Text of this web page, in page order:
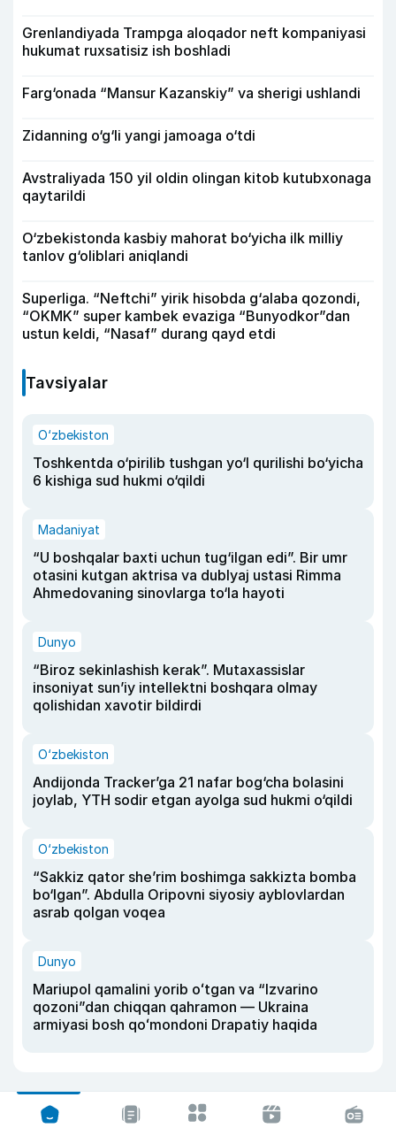
Grenlandiyada Trampga aloqador neft kompaniyasi
hukumat ruxsatisiz ish boshladi
Farg‘onada “Mansur Kazanskiy” va sherigi ushlandi
Zidanning o‘g‘li yangi jamoaga o‘tdi
Avstraliyada 150 yil oldin olingan kitob kutubxonaga
qaytarildi
O‘zbekistonda kasbiy mahorat bo‘yicha ilk milliy
tanlov g‘oliblari aniqlandi
Superliga. “Neftchi” yirik hisobda g‘alaba qozondi,
“OKMK” super kambek evaziga “Bunyodkor”dan
ustun keldi, “Nasaf” durang qayd etdi
Tavsiyalar
O‘zbekiston
Toshkentda o‘pirilib tushgan yo‘l qurilishi bo‘yicha
6 kishiga sud hukmi o‘qildi
Madaniyat
“U boshqalar baxti uchun tug‘ilgan edi”. Bir umr
otasini kutgan aktrisa va dublyaj ustasi Rimma
Ahmedovaning sinovlarga to‘la hayoti
Dunyo
“Biroz sekinlashish kerak”. Mutaxassislar
insoniyat sun’iy intellektni boshqara olmay
qolishidan xavotir bildirdi
O‘zbekiston
Andijonda Tracker’ga 21 nafar bog‘cha bolasini
joylab, YTH sodir etgan ayolga sud hukmi o‘qildi
O‘zbekiston
“Sakkiz qator she’rim boshimga sakkizta bomba
bo‘lgan”. Abdulla Oripovni siyosiy ayblovlardan
asrab qolgan voqea
Dunyo
Mariupol qamalini yorib oʻtgan va “Izvarino
qozoni”dan chiqqan qahramon — Ukraina
armiyasi bosh qoʻmondoni Drapatiy haqida